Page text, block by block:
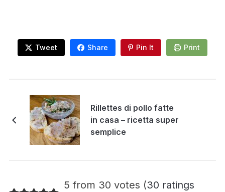
Tweet Share Pin It Print
Rillettes di pollo fatte
in casa – ricetta super
semplice
5 from 30 votes (30 ratings